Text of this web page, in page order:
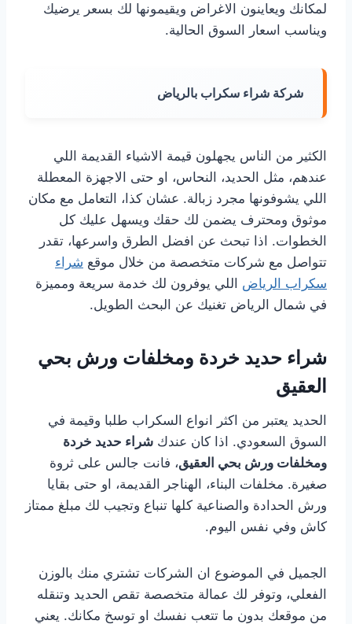
لمكانك ويعاينون الاغراض ويقيمونها لك بسعر يرضيك
ويناسب اسعار السوق الحالية.
شركة شراء سكراب بالرياض
الكثير من الناس يجهلون قيمة الاشياء القديمة اللي
عندهم، مثل الحديد، النحاس، او حتى الاجهزة المعطلة
اللي يشوفونها مجرد زبالة. عشان كذا، التعامل مع مكان
موثوق ومحترف يضمن لك حقك ويسهل عليك كل
الخطوات. اذا تبحث عن افضل الطرق واسرعها، تقدر
تتواصل مع شركات متخصصة من خلال موقع شراء
سكراب الرياض اللي يوفرون لك خدمة سريعة ومميزة
في شمال الرياض تغنيك عن البحث الطويل.
شراء حديد خردة ومخلفات ورش بحي
العقيق
الحديد يعتبر من اكثر انواع السكراب طلبا وقيمة في
السوق السعودي. اذا كان عندك شراء حديد خردة
ومخلفات ورش بحي العقيق، فانت جالس على ثروة
صغيرة. مخلفات البناء، الهناجر القديمة، او حتى بقايا
ورش الحدادة والصناعية كلها تنباع وتجيب لك مبلغ ممتاز
كاش وفي نفس اليوم.
الجميل في الموضوع ان الشركات تشتري منك بالوزن
الفعلي، وتوفر لك عمالة متخصصة تقص الحديد وتنقله
من موقعك بدون ما تتعب نفسك او توسخ مكانك. يعني